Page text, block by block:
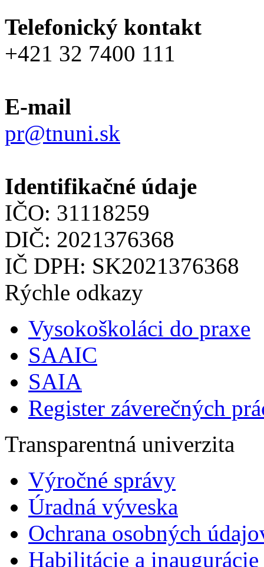
Telefonický kontakt
+421 32 7400 111
E-mail
pr@tnuni.sk
Identifikačné údaje
IČO: 31118259
DIČ: 2021376368
IČ DPH: SK2021376368
Rýchle odkazy
Vysokoškoláci do praxe
SAAIC
SAIA
Register záverečných
Transparentná univerzita
Výročné správy
Úradná výveska
Ochrana osobných
Habilitácie a inaugurácie